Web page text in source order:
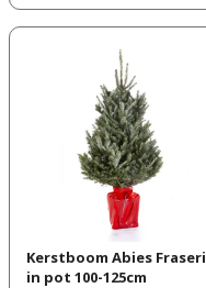
Kerstboom Abies Fraseri
in pot 100-125cm